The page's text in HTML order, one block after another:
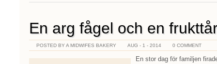
En arg fågel och en
POSTED BY A MIDWIFES BAKERY AUG - 1 - 2014 0 COMMENT
En stor dag för familjen